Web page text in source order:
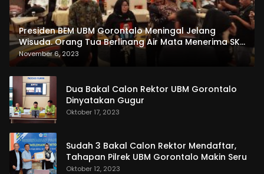
Presiden BEM UBM Gorontalo Meningal Jelang
Wisuda. Orang Tua Berlinang Air Mata Menerima SKL
dan Pemasangan Salempang
November 6, 2023
Dua Bakal Calon Rektor UBM Gorontalo
Dinyatakan Gugur
Oktober 17, 2023
Sudah 3 Bakal Calon Rektor Mendaftar,
Tahapan Pilrek UBM Gorontalo Makin Seru
Oktober 12, 2023